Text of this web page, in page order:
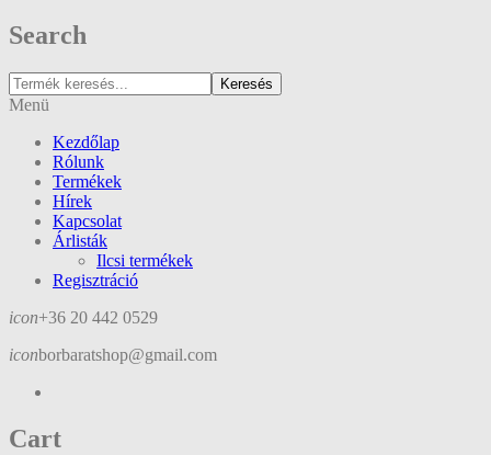
Search
Keresés
Menü
Kezdőlap
Rólunk
Termékek
Hírek
Kapcsolat
Árlisták
Ilcsi termékek
Regisztráció
icon+36 20 442 0529
iconborbaratshop@gmail.com
Cart